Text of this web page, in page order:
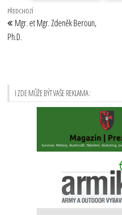
Navigace
pro
příspěvek
Předchozí
příspěvek
PŘEDCHOZÍ
Mgr. et Mgr. Zdeněk Beroun,
Ph.D.
I ZDE MŮŽE BÝT VAŠE REKLAMA :